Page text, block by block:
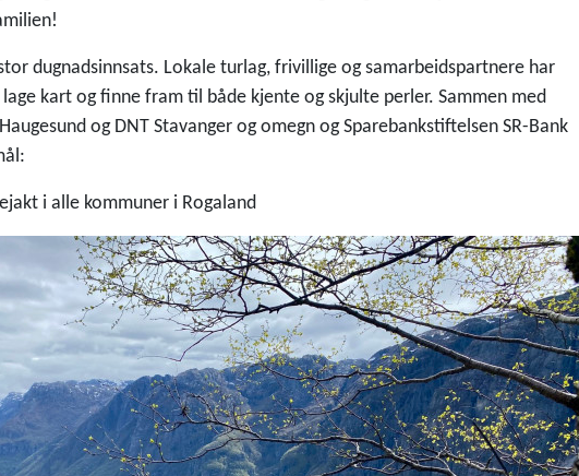
dugnadsinnsats. Lokale turlag, frivillige og samarbeidspartnere har
kart og finne fram til både kjente og skjulte perler. Sammen med
og DNT Stavanger og omegn og Sparebankstiftelsen SR-Bank
i alle kommuner i Rogaland